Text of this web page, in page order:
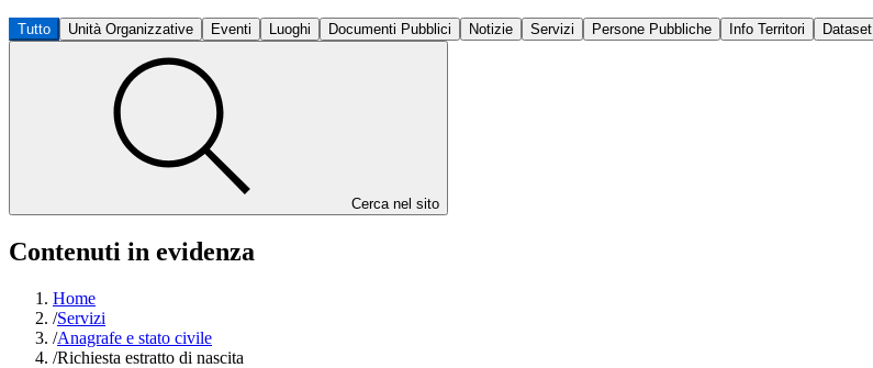
Tutto Unità Organizzative Eventi Luoghi Documenti Pubblici Notizie Servizi Persone Pubbliche Info Territori Dataset
Cerca nel sito
Contenuti in evidenza
Home
/Servizi
/Anagrafe e stato civile
/Richiesta estratto di nascita